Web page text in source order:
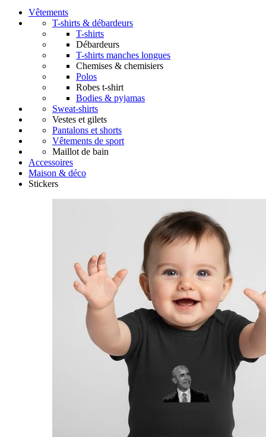
Vêtements
T-shirts & débardeurs
T-shirts
Débardeurs
T-shirts manches longues
Chemises & chemisiers
Polos
Robes t-shirt
Bodies & pyjamas
Sweat-shirts
Vestes et gilets
Pantalons et shorts
Vêtements de sport
Maillot de bain
Accessoires
Maison & déco
Stickers